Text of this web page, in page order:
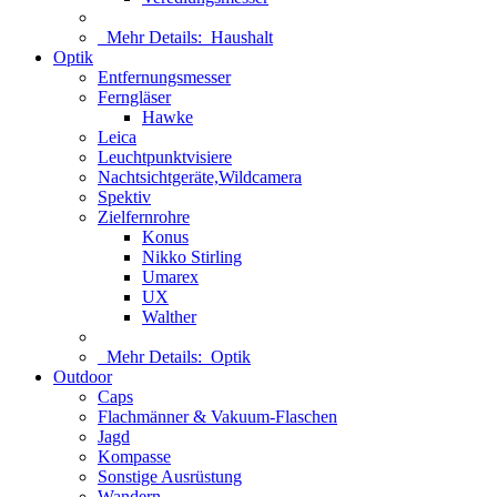
Mehr Details: Haushalt
Optik
Entfernungsmesser
Ferngläser
Hawke
Leica
Leuchtpunktvisiere
Nachtsichtgeräte,Wildcamera
Spektiv
Zielfernrohre
Konus
Nikko Stirling
Umarex
UX
Walther
Mehr Details: Optik
Outdoor
Caps
Flachmänner & Vakuum-Flaschen
Jagd
Kompasse
Sonstige Ausrüstung